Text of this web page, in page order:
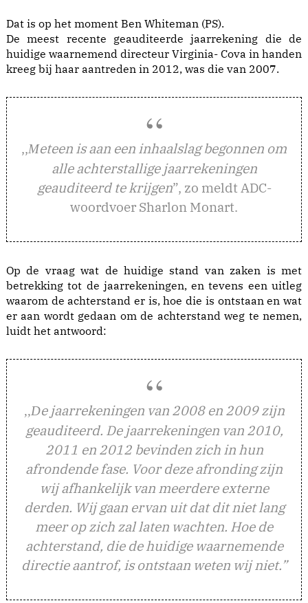
Dat is op het moment Ben Whiteman (PS).
De meest recente geauditeerde jaarrekening die de
huidige waarnemend directeur Virginia- Cova in handen
kreeg bij haar aantreden in 2012, was die van 2007.
,,Meteen is aan een inhaalslag begonnen om
alle achterstallige jaarrekeningen
geauditeerd te krijgen”, zo meldt ADC-
woordvoer Sharlon Monart.
Op de vraag wat de huidige stand van zaken is met
betrekking tot de jaarrekeningen, en tevens een uitleg
waarom de achterstand er is, hoe die is ontstaan en wat
er aan wordt gedaan om de achterstand weg te nemen,
luidt het antwoord:
,,De jaarrekeningen van 2008 en 2009 zijn
geauditeerd. De jaarrekeningen van 2010,
2011 en 2012 bevinden zich in hun
afrondende fase. Voor deze afronding zijn
wij afhankelijk van meerdere externe
derden. Wij gaan ervan uit dat dit niet lang
meer op zich zal laten wachten. Hoe de
achterstand, die de huidige waarnemende
directie aantrof, is ontstaan weten wij niet.”